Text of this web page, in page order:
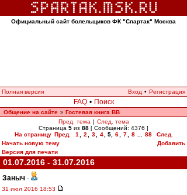
Официальный сайт болельщиков ФК "Спартак" Москва
Полная версия Вход • Регистрация
FAQ • Поиск
Общение на сайте » Гостевая книга ВВ
Пред. тема | След. тема
Страница 5 из 88 [ Сообщений: 4376 ]
На страницу Пред. 1 2 3 4 5, 6 7 8 88
След.
Начать новую тему
Добавить
Версия для печати
01.07.2016 - 31.07.2016
Заныч -
31 июл 2016 18:53